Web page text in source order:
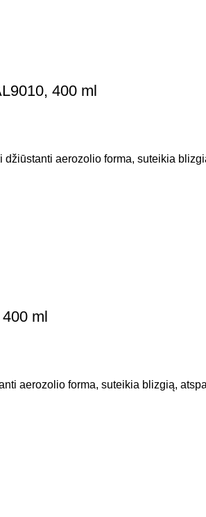
400 ml
aerozolio forma, suteikia
ml
aerozolio forma, suteikia blizgią,